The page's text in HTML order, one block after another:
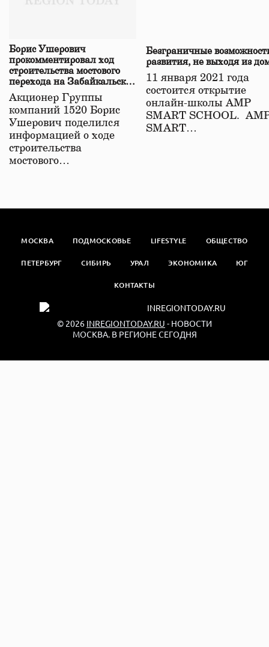
Борис Ушерович
прокомментировал ход
строительства мостового
перехода на Забайкальской
железной дороге
Акционер Группы
компаний 1520 Борис
Ушерович поделился
информацией о ходе
строительства
мостового…
Безграничные
развития, не выходя из
11 января 2021 года
состоится открытие
онлайн-школы АМР
SMART SCHOOL.
SMART…
МОСКВА ПОДМОСКОВЬЕ LIFESTYLE ОБЩЕСТВО
ПЕТЕРБУРГ СИБИРЬ УРАЛ ЭКОНОМИКА ЮГ
КОНТАКТЫ
© 2026 INREGIONTODAY.RU - НОВОСТИ
МОСКВА. В РЕГИОНЕ СЕГОДНЯ